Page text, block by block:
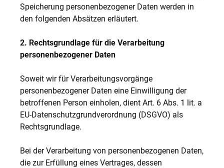
Speicherung personenbezogener Daten werden in
den folgenden Absätzen erläutert.
2. Rechtsgrundlage für die Verarbeitung
personenbezogener Daten
Soweit wir für Verarbeitungsvorgänge
personenbezogener Daten eine Einwilligung der
betroffenen Person einholen, dient Art. 6 Abs. 1 lit. a
EU-Datenschutzgrundverordnung (DSGVO) als
Rechtsgrundlage.
Bei der Verarbeitung von personenbezogenen Daten,
die zur Erfüllung eines Vertrages, dessen